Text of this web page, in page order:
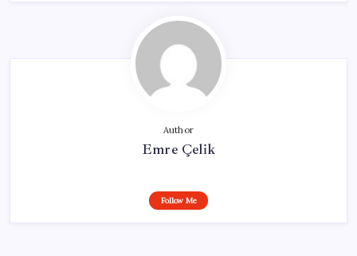
Author
Emre Çelik
Follow Me